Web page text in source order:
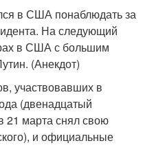
в США понаблюдать за
На следующий
в США с большим
(Анекдот)
участвовавших в
(двенадцатый
21 марта снял свою
и официальные